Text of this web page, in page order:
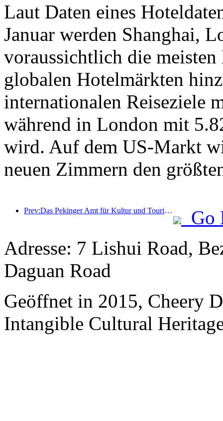
Laut Daten eines
Januar werden Shanghai,
voraussichtlich die
globalen Hotelmärkten
internationalen Reiseziele
während in London mit
wird. Auf dem US-Markt
neuen Zimmern den
Prev:Das Pekinger Amt für Kultur und Tourismus gab bekannt: Im Jahr 2025 empfing Peking 5,48 Millionen ausländische Touristen, ein Anstieg von 39 % gegenüber dem Vorjahr.
Go
Adresse: 7 Lishui Road,
Daguan Road
Geöffnet in 2015, Cheery
Intangible Cultural